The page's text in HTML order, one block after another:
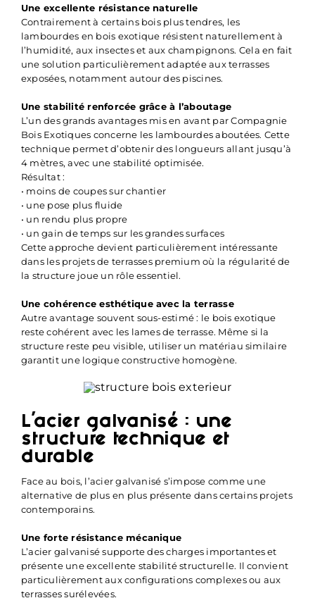
Une excellente résistance naturelle
Contrairement à certains bois plus tendres, les
lambourdes en bois exotique résistent naturellement à
l’humidité, aux insectes et aux champignons. Cela en fait
une solution particulièrement adaptée aux terrasses
exposées, notamment autour des piscines.
Une stabilité renforcée grâce à l’aboutage
L’un des grands avantages mis en avant par Compagnie
Bois Exotiques concerne les lambourdes aboutées. Cette
technique permet d’obtenir des longueurs allant jusqu’à
4 mètres, avec une stabilité optimisée.
Résultat :
• moins de coupes sur chantier
• une pose plus fluide
• un rendu plus propre
• un gain de temps sur les grandes surfaces
Cette approche devient particulièrement intéressante
dans les projets de terrasses premium où la régularité de
la structure joue un rôle essentiel.
Une cohérence esthétique avec la terrasse
Autre avantage souvent sous-estimé : le bois exotique
reste cohérent avec les lames de terrasse. Même si la
structure reste peu visible, utiliser un matériau similaire
garantit une logique constructive homogène.
L’acier galvanisé : une
structure technique et
durable
Face au bois, l’acier galvanisé s’impose comme une
alternative de plus en plus présente dans certains projets
contemporains.
Une forte résistance mécanique
L’acier galvanisé supporte des charges importantes et
présente une excellente stabilité structurelle. Il convient
particulièrement aux configurations complexes ou aux
terrasses surélevées.